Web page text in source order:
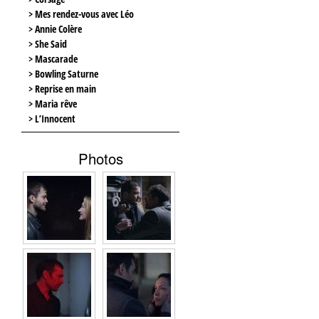
> Mes rendez-vous avec Léo
> Annie Colère
> She Said
> Mascarade
> Bowling Saturne
> Reprise en main
> Maria rêve
> L’Innocent
Photos